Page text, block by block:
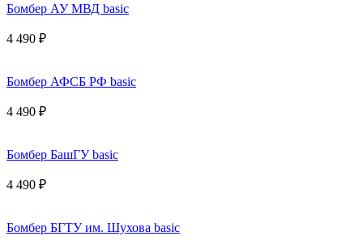
Бомбер АУ МВД basic
4 490 ₽
Бомбер АФСБ РФ basic
4 490 ₽
Бомбер БашГУ basic
4 490 ₽
Бомбер БГТУ им. Шухова basic